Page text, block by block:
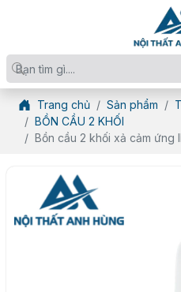
Trang chủ Sản phẩm
BỒN CẦU 2 KHỐI
Bồn cầu 2 khối xả cảm ứng